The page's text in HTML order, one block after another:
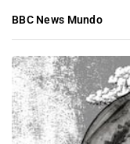
BBC News Mundo